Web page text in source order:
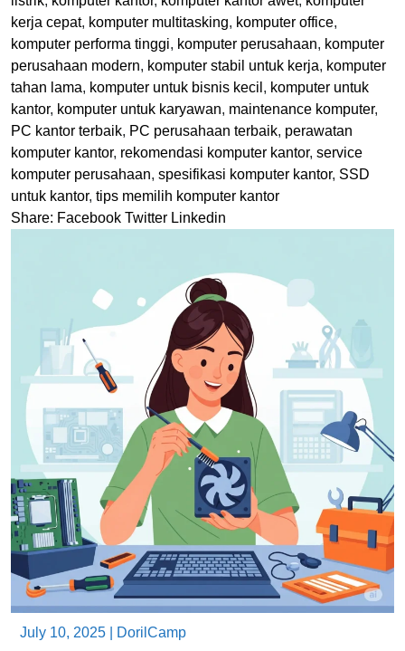
kerja cepat, komputer multitasking, komputer office,
komputer performa tinggi, komputer perusahaan, komputer
perusahaan modern, komputer stabil untuk kerja, komputer
tahan lama, komputer untuk bisnis kecil , komputer untuk
kantor, komputer untuk karyawan, maintenance komputer,
PC kantor terbaik, PC perusahaan terbaik, perawatan
komputer kantor, rekomendasi komputer kantor, service
komputer perusahaan, spesifikasi komputer kantor, SSD
untuk kantor, tips memilih komputer kantor
Share: Facebook Twitter Linkedin
July 10, 2025 DorilCamp